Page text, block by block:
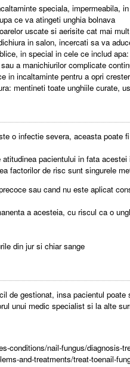
speciala, impermeabila,
ce va atingeti unghia bolnava
uscate si aerisite cat mai
in salon, incercati sa va
in special in cele ce includ
a manichiurilor complicate
in incaltaminte pentru a opri
mentineti toate unghiile curate,
o infectie severa, aceasta
pacientului in fata
factorilor de risc sunt singurele
sau cand nu este aplicat
a acesteia, cu riscul ca o
din jur si chiar sange
de gestionat, insa pacientul
unui medic specialist si la alte
conditions/nail-fungus/diagnosis-
and-treatments/treat-toenail-